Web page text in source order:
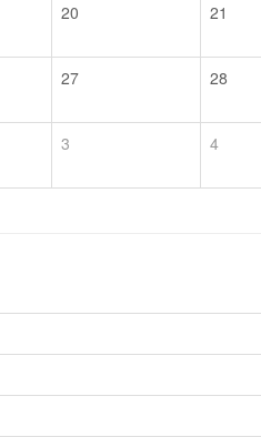
20 21
27 28
3 4